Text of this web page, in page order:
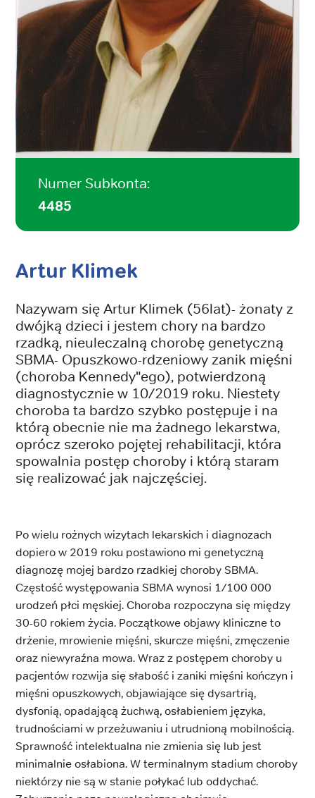
Numer Subkonta:
4485
Artur Klimek
Nazywam się Artur Klimek (56lat)- żonaty z
dwójką dzieci i jestem chory na bardzo
rzadką, nieuleczalną chorobę genetyczną
SBMA- Opuszkowo-rdzeniowy zanik mięśni
(choroba Kennedy"ego), potwierdzoną
diagnostycznie w 10/2019 roku. Niestety
choroba ta bardzo szybko postępuje i na
którą obecnie nie ma żadnego lekarstwa,
oprócz szeroko pojętej rehabilitacji, która
spowalnia postęp choroby i którą staram
się realizować jak najczęściej.
Po wielu rożnych wizytach lekarskich i diagnozach
dopiero w 2019 roku postawiono mi genetyczną
diagnozę mojej bardzo rzadkiej choroby SBMA.
Częstość występowania SBMA wynosi 1/100 000
urodzeń płci męskiej. Choroba rozpoczyna się między
30-60 rokiem życia. Początkowe objawy kliniczne to
drżenie, mrowienie mięśni, skurcze mięśni, zmęczenie
oraz niewyraźna mowa. Wraz z postępem choroby u
pacjentów rozwija się słabość i zaniki mięśni kończyn i
mięśni opuszkowych, objawiające się dysartrią,
dysfonią, opadającą żuchwą, osłabieniem języka,
trudnościami w przeżuwaniu i utrudnioną mobilnością.
Sprawność intelektualna nie zmienia się lub jest
minimalnie osłabiona. W terminalnym stadium choroby
niektórzy nie są w stanie połykać lub oddychać.